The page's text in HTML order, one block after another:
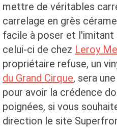
mettre de véritables
carrelage en grès
facile à poser et
celui-ci de chez Leroy
propriétaire refuse, un
du Grand Cirque, sera
pour avoir la crédence
poignées, si vous
direction le site